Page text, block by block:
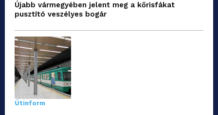
Újabb vármegyében jelent meg a kőrisfákat
pusztító veszélyes bogár
Útinform